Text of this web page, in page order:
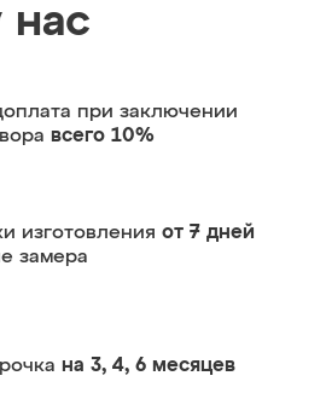
нас
при заключении
всего 10%
изготовления от 7 дней
замера
на 3, 4, 6 месяцев